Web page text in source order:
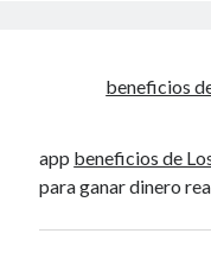
beneficios
app beneficios de
para ganar dinero